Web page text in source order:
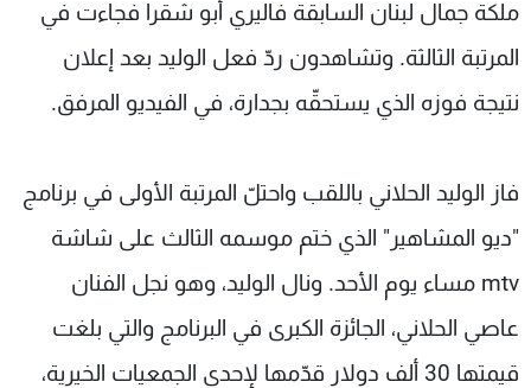
ملكة جمال لبنان السابقة فاليري أبو شقرا فجاءت في
المرتبة الثالثة. وتشاهدون ردّ فعل الوليد بعد إعلان
نتيجة فوزه الذي يستحقّه بجدارة، في الفيديو المرفق.
فاز الوليد الحلاني باللقب واحتلّ المرتبة الأولى في برنامج
"ديو المشاهير" الذي ختم موسمه الثالث على شاشة
mtv مساء يوم الأحد. ونال الوليد، وهو نجل الفنان
عاصي الحلاني، الجائزة الكبرى في البرنامج والتي بلغت
قيمتها 30 ألف دولار قدّمها لإحدى الجمعيات الخيرية،
الترددات
عن MTV
وظائف